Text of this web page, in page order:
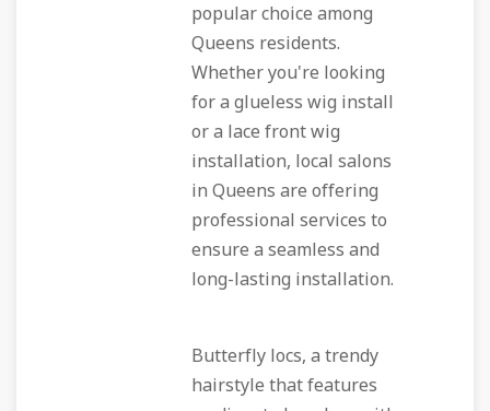
popular choice among
Queens residents.
Whether you're looking
for a glueless wig install
or a lace front wig
installation, local salons
in Queens are offering
professional services to
ensure a seamless and
long-lasting installation.
Butterfly locs, a trendy
hairstyle that features